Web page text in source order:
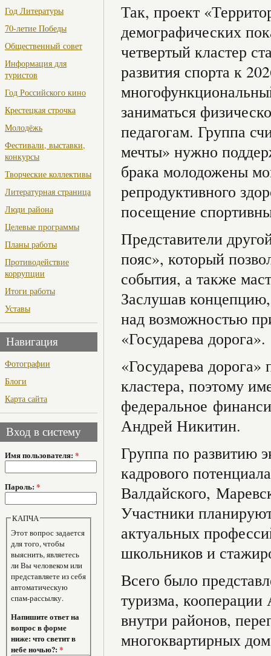
Год Литературы
70-летие Победы
Общественный совет
Информация для
туристов
Год Российского кино
Крестецкая строчка
Молодёжь
Фестивали, выставки,
конкурсы
Творческие коллективы
Литературная страница
Люди района
Целевые программы
Планы работы
Противодействие
коррупции
Итоги работы
Уставы
Навигация
Фотографии
Блоги
Карта сайта
Вход в систему
Имя пользователя: *
Пароль: *
КАПЧА
Этот вопрос задается
для того, чтобы
выяснить, являетесь
ли Вы человеком или
представляете из себя
автоматическую
спам-рассылку.
Напишите ответ на
вопрос в форме
ниже: что светит в
небе ночью?:*
Так, проект
демографических
четвертый кластер
развития спорта к
заниматься
педагогам. Группа
мечты» нужно
брака молодожены
репродуктивного
посещение
Представители
пояс», который
события, а также
Заслушав
над возможностью
«Государева дорога».
«Государева дорога»
кластера, поэтому
федеральное
Андрей Никитин.
Группа по развитию
кадрового потенциала
Валдайского,
Участники
актуальных
школьников и
Всего было
туризма,
внутри районов,
многоквартирных